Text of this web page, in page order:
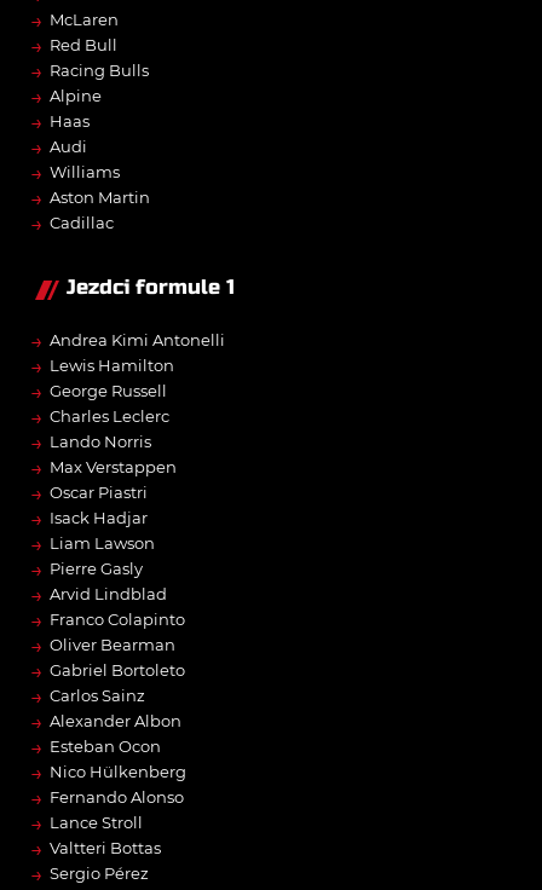
→ McLaren
→ Red Bull
→ Racing Bulls
→ Alpine
→ Haas
→ Audi
→ Williams
→ Aston Martin
→ Cadillac
Jezdci formule 1
→ Andrea Kimi Antonelli
→ Lewis Hamilton
→ George Russell
→ Charles Leclerc
→ Lando Norris
→ Max Verstappen
→ Oscar Piastri
→ Isack Hadjar
→ Liam Lawson
→ Pierre Gasly
→ Arvid Lindblad
→ Franco Colapinto
→ Oliver Bearman
→ Gabriel Bortoleto
→ Carlos Sainz
→ Alexander Albon
→ Esteban Ocon
→ Nico Hülkenberg
→ Fernando Alonso
→ Lance Stroll
→ Valtteri Bottas
→ Sergio Pérez